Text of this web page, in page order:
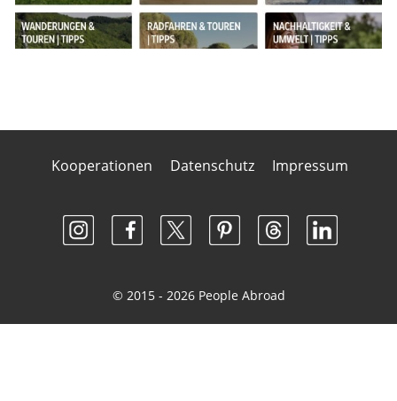
Kooperationen Datenschutz Impressum
© 2015 - 2026 People Abroad